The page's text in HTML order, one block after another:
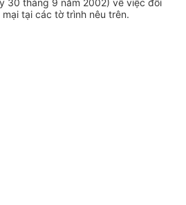
30 tháng 9 năm 2002) về việc đổi
tại các tờ trình nêu trên.